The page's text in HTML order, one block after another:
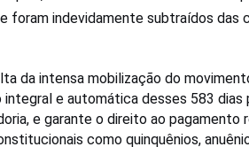
foram indevidamente subtraídos das
da intensa mobilização do
integral e automática desses 583
e garante o direito ao
como quinquênios,